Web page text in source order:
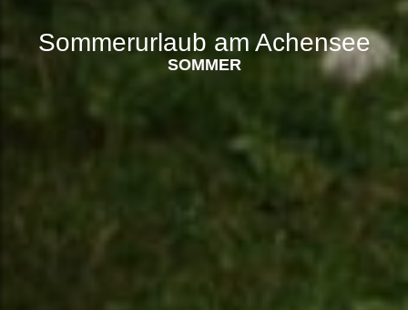
Sommerurlaub am Achensee
SOMMER